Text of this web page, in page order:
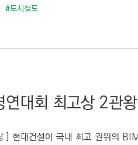
#도시철도
대회 최고상 2관왕
] 현대건설이 국내 최고 권위의